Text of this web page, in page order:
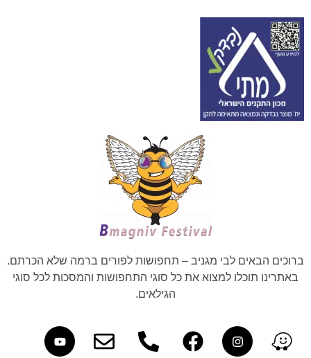
ברוכים הבאים לבי מגניב – תחפושות לפורים ברמה שלא הכרתם.
באתרינו תוכלו למצוא את כל סוגי התחפושות והמסכות לכל סוגי
הגילאים.